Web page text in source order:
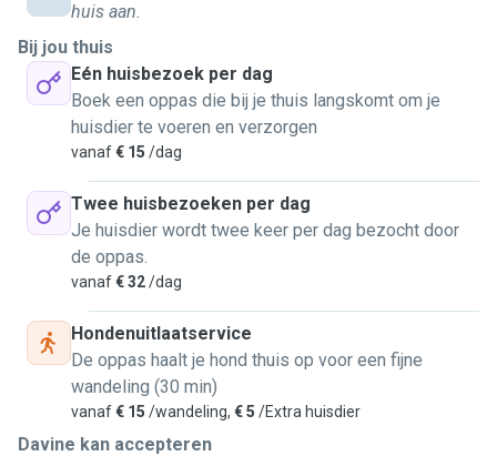
huis aan.
Bij jou thuis
Eén huisbezoek per dag
Boek een oppas die bij je thuis langskomt om je
huisdier te voeren en verzorgen
vanaf€ 15 /dag
Twee huisbezoeken per dag
Je huisdier wordt twee keer per dag bezocht door
de oppas.
vanaf€ 32/dag
Hondenuitlaatservice
De oppas haalt je hond thuis op voor een fijne
wandeling (30 min)
vanaf€ 15 /wandeling, € 5 /Extra huisdier
Davine kan accepteren